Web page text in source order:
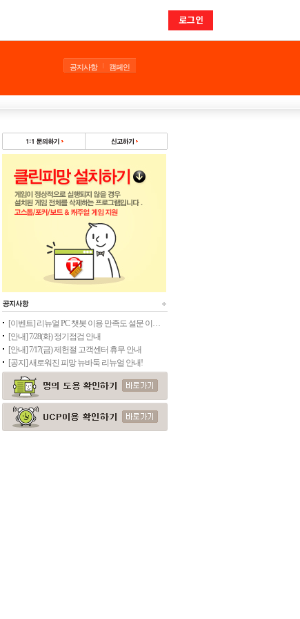
로그인
공지사항 캠페인
[이벤트] 리뉴얼 PC 챗봇 이용 만족도 설문 이벤트
[안내] 7/28(화) 정기점검 안내
[안내] 7/17(금) 제헌절 고객센터 휴무 안내
[공지] 새로워진 피망 뉴바둑 리뉴얼 안내!